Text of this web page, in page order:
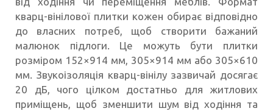
кварц-вінілової плитки кожен обирає відповідно
до власних потреб, щоб створити бажаний
малюнок підлоги. Це можуть бути плитки
розміром 152×914 мм, 305×914 мм або 305×610
мм. Звукоізоляція кварц-вінілу зазвичай досягає
20 дБ, чого цілком достатньо для житлових
приміщень, щоб зменшити шум від ходіння та